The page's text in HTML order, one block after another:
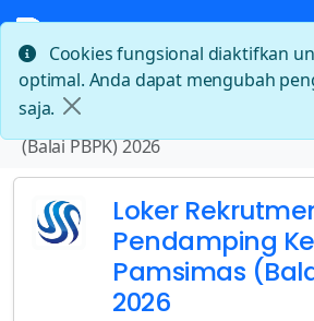
Beranda
Loker Rekrutmen Pendamping
(Balai PBPK) 2026
Loker
Pendamping
Pamsimas
2026
Cookies fungsional diaktifkan
optimal. Anda dapat mengubah
saja.